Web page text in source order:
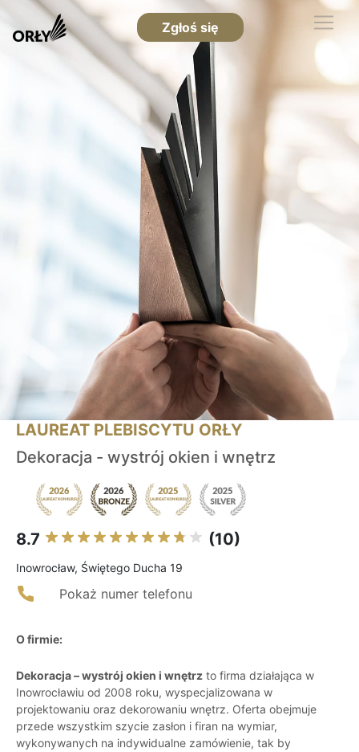
Zgłoś się
LAUREAT PLEBISCYTU ORŁY
Dekoracja - wystrój okien i wnętrz
8.7 (10)
Inowrocław, Świętego Ducha 19
Pokaż numer telefonu
O firmie:
Dekoracja – wystrój okien i wnętrz to firma działająca w
Inowrocławiu od 2008 roku, wyspecjalizowana w
projektowaniu oraz dekorowaniu wnętrz. Oferta obejmuje
przede wszystkim szycie zasłon i firan na wymiar,
wykonywanych na indywidualne zamówienie, tak by